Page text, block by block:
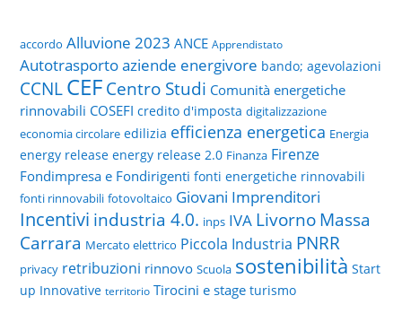
accordo Alluvione 2023 ANCE Apprendistato
Autotrasportoaziende energivore bando; agevolazioni
CCNLCEF Centro Studi Comunità energetiche
rinnovabili COSEFI credito d'imposta digitalizzazione
economia circolare edilizia efficienza energetica Energia
energy release energy release 2.0 Finanza Firenze
Fondimpresa e Fondirigenti fonti energetiche rinnovabili
fonti rinnovabili fotovoltaico Giovani Imprenditori
Incentivi industria 4.0. inps IVA Livorno Massa
Carrara Mercato elettrico Piccola Industria PNRR
privacy retribuzioni rinnovo Scuola sostenibilità Start
up Innovative territorio Tirocini e stage turismo